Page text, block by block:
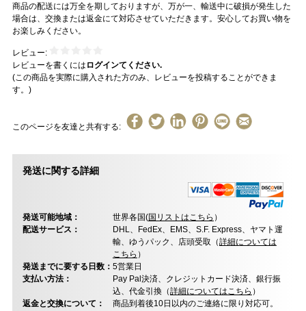
商品の配送には万全を期しておりますが、万が一、輸送中に破損が発生した
場合は、交換または返金にて対応させていただきます。安心してお買い物を
お楽しみください。
レビュー:
レビューを書くには ログインてください.
(この商品を実際に購入された方のみ、レビューを投稿することができま
す。)
このページを友達と共有する:
発送に関する詳細
発送可能地域： 世界各国(国リストはこちら ）
配送サービス：
DHL、FedEx、EMS、S.F. Express、ヤマト運
輸、ゆうパック、店頭受取（詳細については
こちら ）
発送までに要する日数： 5営業日
支払い方法：
Pay Pal決済、クレジットカード決済、銀行振
込、代金引換（詳細についてはこちら ）
返金と交換について：
商品到着後10日以内のご連絡に限り対応可。